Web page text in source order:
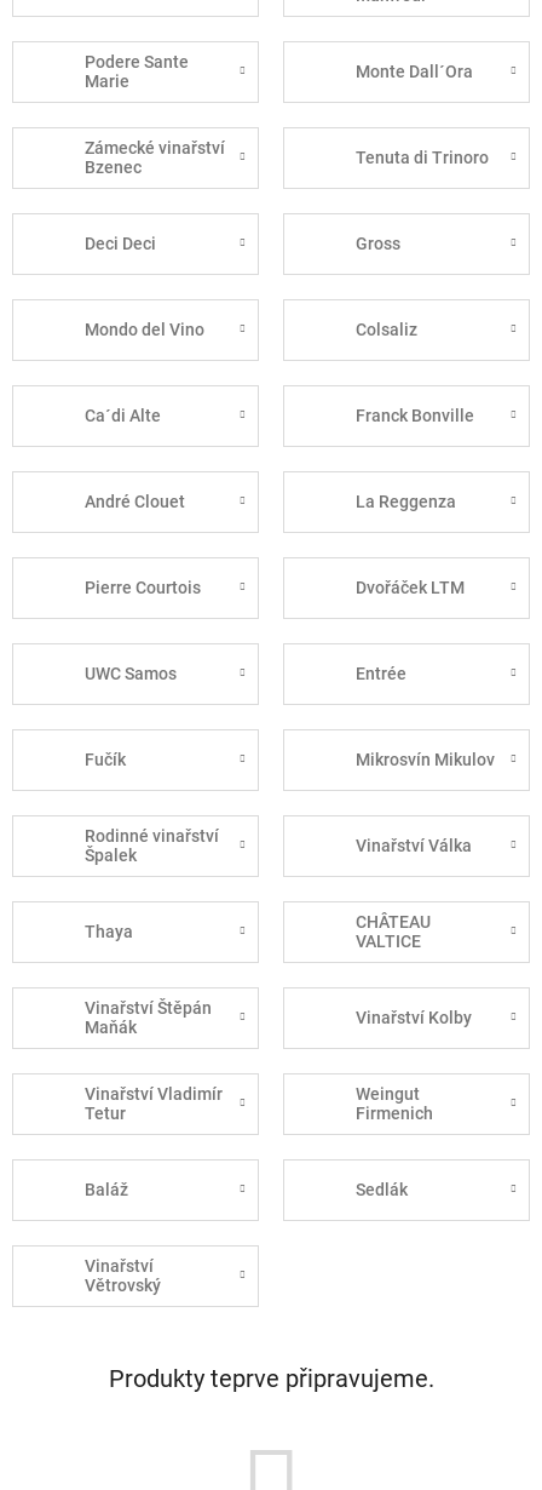
Podere Sante
Marie
Monte Dall´Ora
Zámecké vinařství
Bzenec
Tenuta di Trinoro
Deci Deci Gross
Mondo del Vino Colsaliz
Ca´di Alte Franck Bonville
André Clouet La Reggenza
Pierre Courtois Dvořáček LTM
UWC Samos Entrée
Fučík Mikrosvín Mikulov
Rodinné vinařství
Špalek
Vinařství Válka
Thaya
CHÂTEAU
VALTICE
Vinařství Štěpán
Maňák
Vinařství Kolby
Vinařství Vladimír
Tetur
Weingut
Firmenich
Baláž Sedlák
Vinařství
Větrovský
Produkty teprve připravujeme.